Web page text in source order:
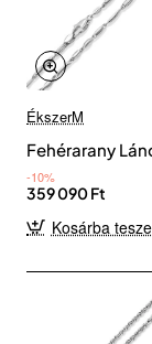
ÉkszerM
Fehérarany
-10%
359 090 Ft
Kosárba